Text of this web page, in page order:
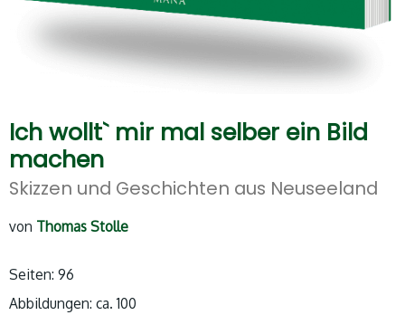
Ich wollt` mir mal selber ein Bild
machen
Skizzen und Geschichten aus Neuseeland
von Thomas Stolle
Seiten: 96
Abbildungen: ca. 100